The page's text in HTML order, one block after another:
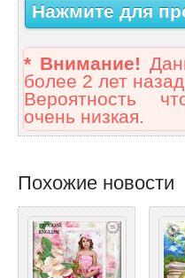
Нажмите для
* Внимание!
более 2 лет
Вероятность
очень низкая.
Похожие новости